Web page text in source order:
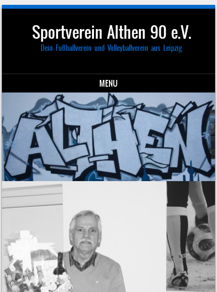
Sportverein Althen 90 e.V.
Dein Fußballverein und Volleyballverein aus Leipzig
MENU
Skip to content